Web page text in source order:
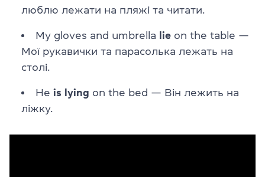
люблю лежати на пляжі та читати.
My gloves and umbrella lie on the table —
Мої рукавички та парасолька лежать на
столі.
He is lying on the bed — Він лежить на
ліжку.